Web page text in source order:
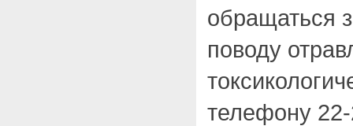
обращаться
поводу
телефону 22-